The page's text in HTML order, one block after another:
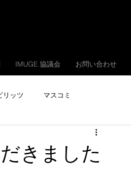
IMUGE.協議会 お問い合わせ
リッツ マスコミ
きました